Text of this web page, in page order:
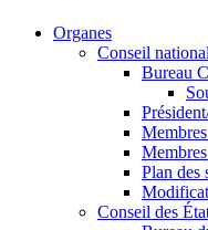
Organes
Conseil
Bureau
Plan des
Conseil des